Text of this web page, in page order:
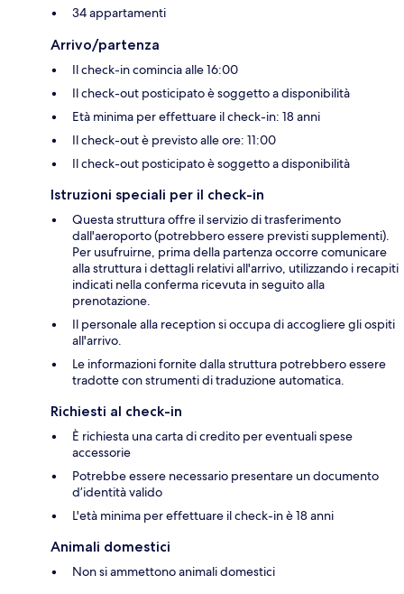
34 appartamenti
Arrivo/partenza
Il check-in comincia alle 16:00
Il check-out posticipato è soggetto a disponibilità
Età minima per effettuare il check-in: 18 anni
Il check-out è previsto alle ore: 11:00
Il check-out posticipato è soggetto a disponibilità
Istruzioni speciali per il check-in
Questa struttura offre il servizio di trasferimento
dall'aeroporto (potrebbero essere previsti supplementi).
Per usufruirne, prima della partenza occorre comunicare
alla struttura i dettagli relativi all'arrivo, utilizzando i recapiti
indicati nella conferma ricevuta in seguito alla
prenotazione.
Il personale alla reception si occupa di accogliere gli ospiti
all'arrivo.
Le informazioni fornite dalla struttura potrebbero essere
tradotte con strumenti di traduzione automatica.
Richiesti al check-in
È richiesta una carta di credito per eventuali spese
accessorie
Potrebbe essere necessario presentare un documento
d’identità valido
L'età minima per effettuare il check-in è 18 anni
Animali domestici
Non si ammettono animali domestici